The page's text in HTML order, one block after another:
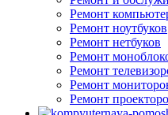
Ремонт
Ремонт ноутбуков
Ремонт нетбуков
Ремонт
Ремонт
Ремонт
Ремонт